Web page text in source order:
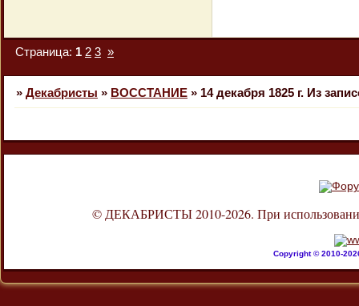
Страница: 1 2 3 »
» Декабристы » ВОССТАНИЕ » 14 декабря 1825 г. Из
© ДЕКАБРИСТЫ 2010-2026. При использовании
Copyright © 2010-